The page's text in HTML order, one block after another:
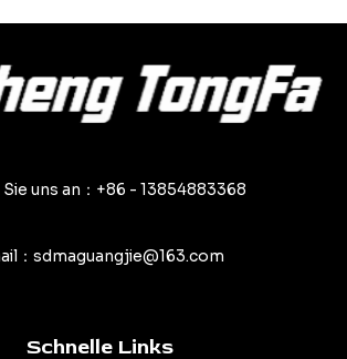
Sie uns an：+86 - 13854883368
：sdmaguangjie@163.com
Schnelle Links